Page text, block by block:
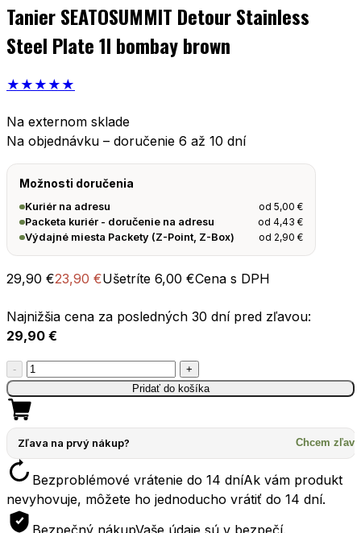
Tanier SEATOSUMMIT Detour Stainless
Steel Plate 1l bombay brown
★ ★ ★ ★ ★
Na externom sklade
Na objednávku – doručenie 6 až 10 dní
Možnosti doručenia
Kuriér na adresu od5,00€
Packeta kuriér - doručenie na adresu
od4,43€
Výdajné miesta Packety (Z-Point, Z-Box)
od 2,90€
29,90 €23,90 €Ušetríte 6,00 €Cena s DPH
Najnižšia cena za posledných 30 dní pred zľavou:
29,90 €
-
množstvo
Tanier
SEATOSUMMIT
Detour
Stainless
Steel
Plate
1l
bombay
+
Pridať do košíka
Zľava na prvý nákup? Chcem zľavu
Bezproblémové vrátenie do 14 dníAk vám produkt
nevyhovuje, môžete ho jednoducho vrátiť do 14 dní.
Bezpečný nákupVaše údaje sú v bezpečí.